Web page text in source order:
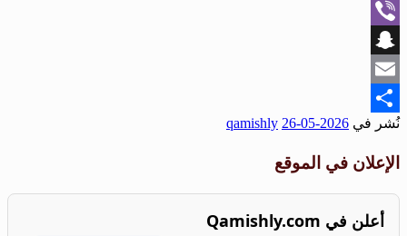
WhatsApp
Viber
Snapchat
Email
Share
نُشر في 2026-05-26
qamishly
الإعلان في الموقع
أعلن في Qamishly.com